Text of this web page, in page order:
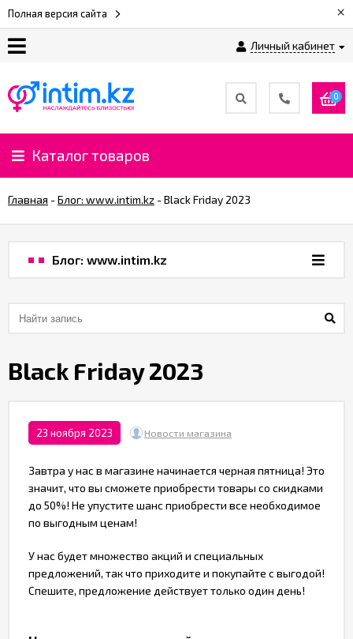
Полная версия сайта ×
Личный кабинет
нас
Доставка
и
%
Партнерам
качества
Контакты
Отзывы
0
Каталог товаров
Главная -Блог: www.intim.kz -Black Friday 2023
Black Friday 2023
23 ноября 2023 Новости магазина
Завтра у нас в магазине начинается черная пятница! Это
значит, что вы сможете приобрести товары со скидками
до 50%! Не упустите шанс приобрести все необходимое
по выгодным ценам!
У нас будет множество акций и специальных
предложений, так что приходите и покупайте с выгодой!
Спешите, предложение действует только один день!
Блог: www.intim.kz